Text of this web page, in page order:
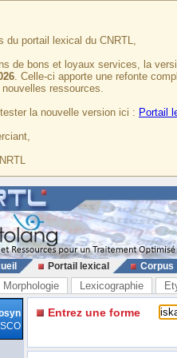
du portail lexical du CNRTL,
de bons et loyaux services, la
. Celle-ci apporte une refonte
ressources.
la nouvelle version ici : Portail
Portail lexical Corpus
Morphologie Lexicographie
Entrez une forme